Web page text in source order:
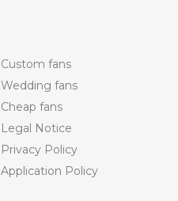
Custom fans
Wedding fans
Cheap fans
Legal Notice
Privacy Policy
Application Policy